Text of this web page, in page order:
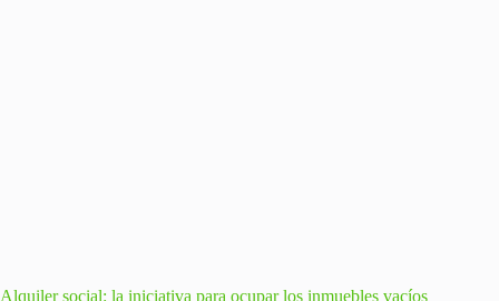
Alquiler social: la iniciativa para ocupar los inmuebles vacíos